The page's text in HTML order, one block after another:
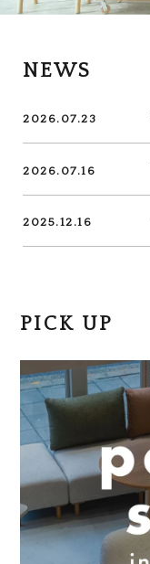
NEWS
2026.07.23
2026.07.16
2025.12.16
PICK UP